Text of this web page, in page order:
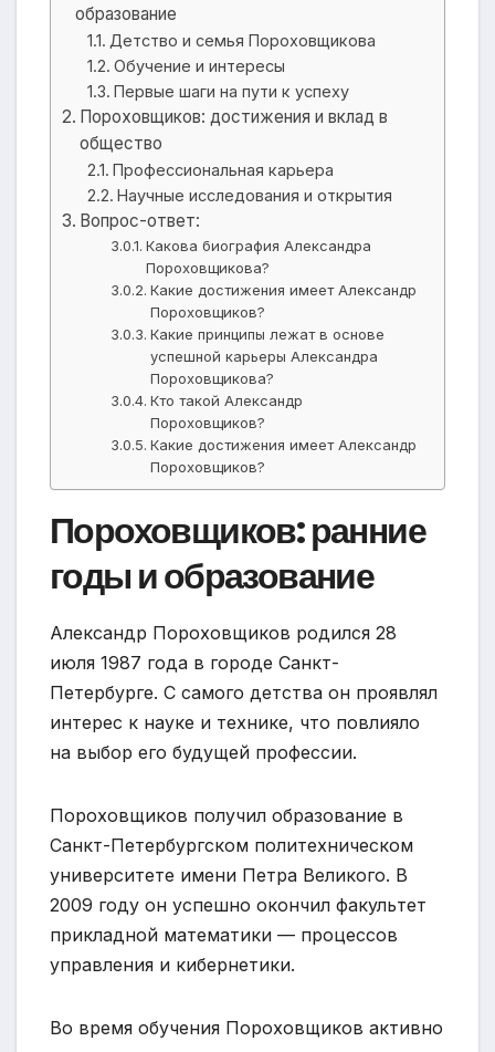
образование
Детство и семья Пороховщикова
Обучение и интересы
Первые шаги на пути к успеху
Пороховщиков: достижения и вклад в
общество
Профессиональная карьера
Научные исследования и открытия
Вопрос-ответ:
Какова биография Александра
Пороховщикова?
Какие достижения имеет Александр
Пороховщиков?
Какие принципы лежат в основе
успешной карьеры Александра
Пороховщикова?
Кто такой Александр
Пороховщиков?
Какие достижения имеет Александр
Пороховщиков?
Пороховщиков: ранние
годы и образование
Александр Пороховщиков родился 28
июля 1987 года в городе Санкт-
Петербурге. С самого детства он проявлял
интерес к науке и технике, что повлияло
на выбор его будущей профессии.
Пороховщиков получил образование в
Санкт-Петербургском политехническом
университете имени Петра Великого. В
2009 году он успешно окончил факультет
прикладной математики — процессов
управления и кибернетики.
Во время обучения Пороховщиков активно